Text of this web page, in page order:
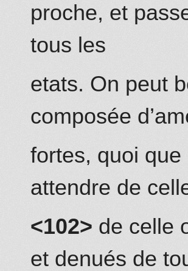
proche, et
tous les
etats. On peut
composée
fortes, quoi
attendre de
<102> de celle
et denués de